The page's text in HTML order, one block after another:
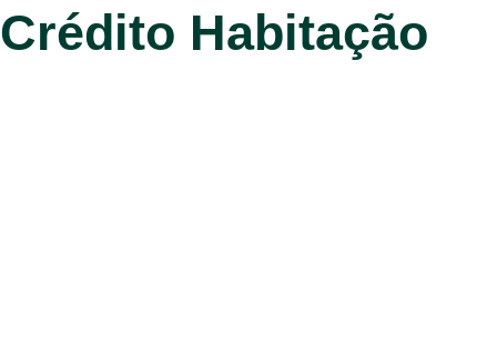
Crédito Habitação